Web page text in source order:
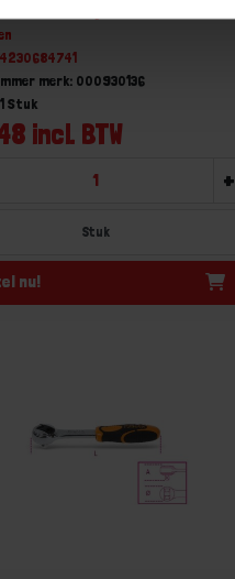
merk: 000930136
incl. BTW
Stuk
+
Stuk
nu!